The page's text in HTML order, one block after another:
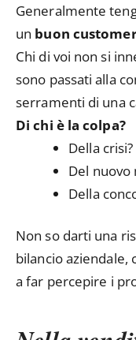
Generalmente
un buon
Chi di voi non si
sono passati alla
serramenti di una
Di chi è la colpa?
Della crisi?
Del nuovo
Della
Non so darti una
bilancio
a far percepire i